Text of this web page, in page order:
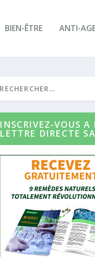
BIEN-ÊTRE ANTI-
INSCRIVEZ-VOUS A
LETTRE DIRECTE